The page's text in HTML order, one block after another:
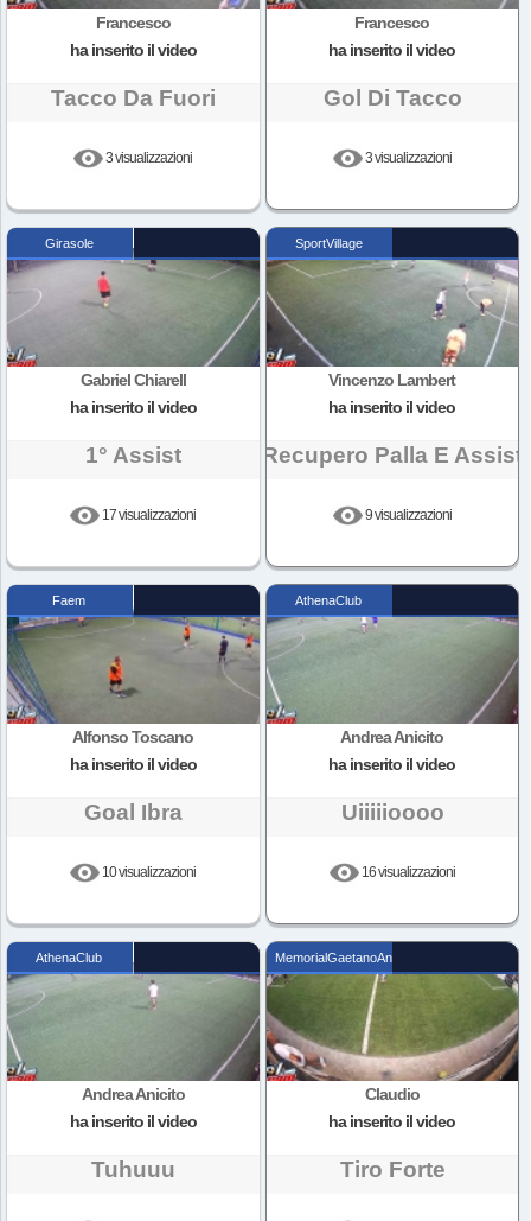
Francesco
ha inserito il video
Tacco Da Fuori
3 visualizzazioni
Francesco
ha inserito il video
Gol Di Tacco
3 visualizzazioni
Girasole
Gabriel Chiarell
ha inserito il video
1° Assist
17 visualizzazioni
SportVillage
Vincenzo Lambert
ha inserito il video
Recupero Palla E Assist
9 visualizzazioni
Faem
Alfonso Toscano
ha inserito il video
Goal Ibra
10 visualizzazioni
AthenaClub
Andrea Anicito
ha inserito il video
Uiiiiioooo
16 visualizzazioni
AthenaClub
Andrea Anicito
ha inserito il video
Tuhuuu
MemorialGaetanoAnfuso
Claudio
ha inserito il video
Tiro Forte